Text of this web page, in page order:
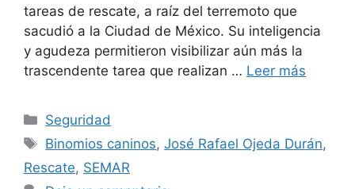
tareas de rescate, a raíz del terremoto que
sacudió a la Ciudad de México. Su inteligencia
y agudeza permitieron visibilizar aún más la
trascendente tarea que realizan … Leer más
Seguridad
Binomios caninos,José Rafael Ojeda Durán,
Rescate, SEMAR